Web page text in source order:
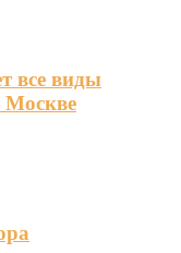
все виды
Москве